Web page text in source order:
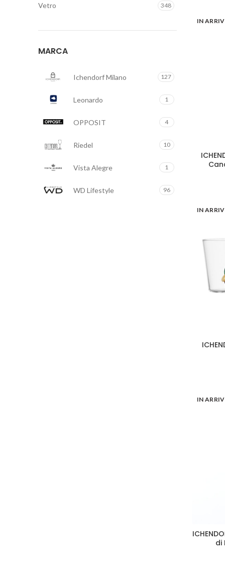
Vetro 348
MARCA
Ichendorf Milano 127
Leonardo 1
OPPOSIT 4
Riedel 10
Vista Alegre 1
WD Lifestyle 96
IN
IN
IN
di